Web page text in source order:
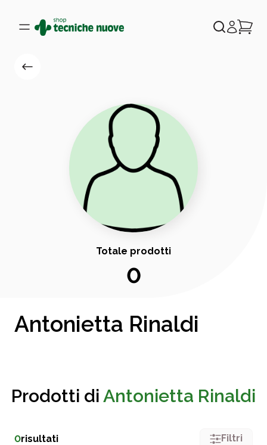
Totale prodotti
0
Antonietta Rinaldi
Prodotti di Antonietta Rinaldi
0risultati Filtri